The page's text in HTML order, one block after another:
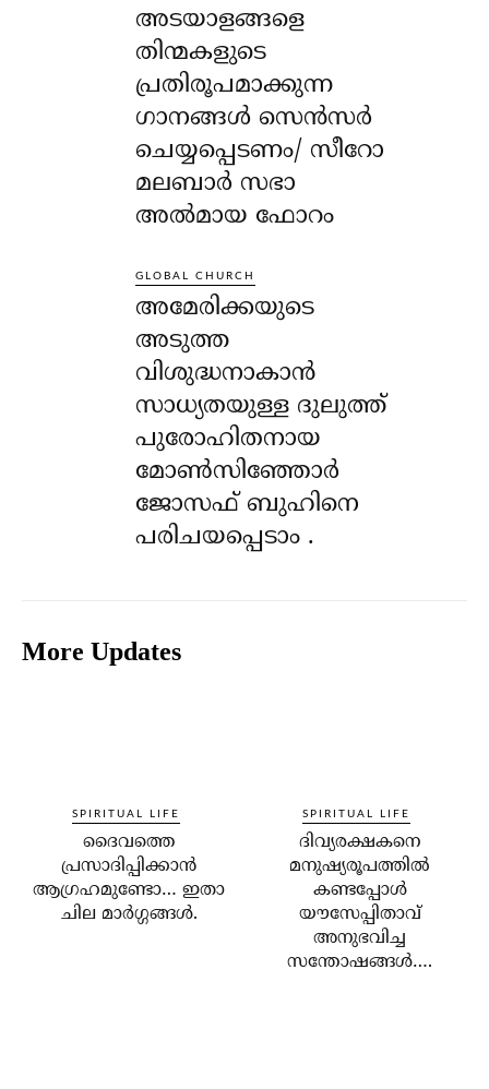
അടയാളങ്ങളെ
തിന്മകളുടെ
പ്രതിരൂപമാക്കുന്ന
ഗാനങ്ങൾ സെൻസർ
ചെയ്യപ്പെടണം/ സീറോ
മലബാർ സഭാ
അൽമായ ഫോറം
GLOBAL CHURCH
അമേരിക്കയുടെ
അടുത്ത
വിശുദ്ധനാകാൻ
സാധ്യതയുള്ള ദുലുത്ത്
പുരോഹിതനായ
മോൺസിഞ്ഞോർ
ജോസഫ് ബുഹിനെ
പരിചയപ്പെടാം .
More Updates
SPIRITUAL LIFE
ദൈവത്തെ
പ്രസാദിപ്പിക്കാന്‍
ആഗ്രഹമുണ്ടോ… ഇതാ
ചില മാര്‍ഗ്ഗങ്ങള്‍.
SPIRITUAL LIFE
ദിവ്യരക്ഷകനെ
മനുഷ്യരൂപത്തില്‍
കണ്ടപ്പോള്‍
യൗസേപ്പിതാവ്
അനുഭവിച്ച
സന്തോഷങ്ങള്‍….